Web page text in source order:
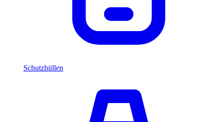
Schutzhüllen